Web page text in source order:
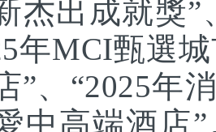
杰出成就獎
年MCI甄選
”、“2025年
中高端酒店